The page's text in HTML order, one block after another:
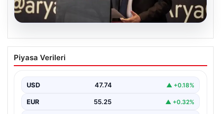
07.08.2026
İş Bankası Yönetiminde Sürpriz
Değişiklik: Hakan Aran Görevini
Türkiye'nin köklü bankalarından İş Bankası'nda yönetim
Bankanın uzun…
Piyasa Verileri
USD 47.74 ▲ +0.18%
EUR 55.25 ▲ +0.32%